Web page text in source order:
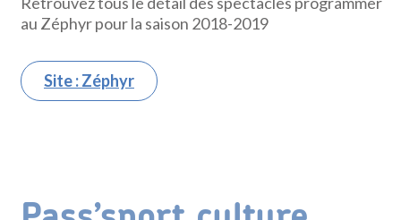
au Zéphyr pour la saison 2018-2019
Site : Zéphyr